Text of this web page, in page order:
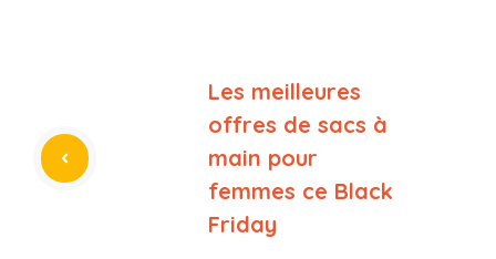
Les meilleures
offres de sacs à
main pour
femmes ce Black
Friday